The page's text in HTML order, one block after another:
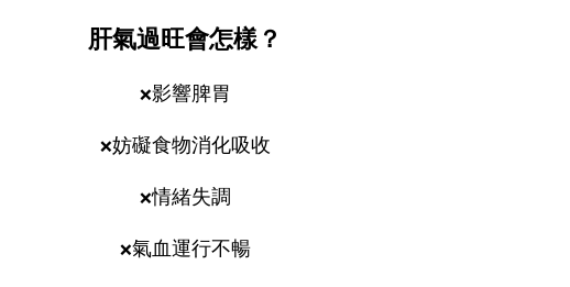
肝氣過旺會怎樣？
❌影響脾胃
❌妨礙食物消化吸收
❌情緒失調
❌氣血運行不暢